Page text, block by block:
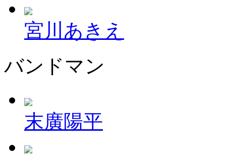
宮川あきえ
バンドマン
末廣陽平